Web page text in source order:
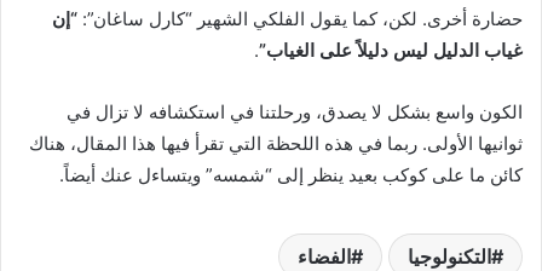
حضارة أخرى. لكن، كما يقول الفلكي الشهير “كارل ساغان”: “إن
غياب الدليل ليس دليلاً على الغياب”.
الكون واسع بشكل لا يصدق، ورحلتنا في استكشافه لا تزال في
ثوانيها الأولى. ربما في هذه اللحظة التي تقرأ فيها هذا المقال، هناك
كائن ما على كوكب بعيد ينظر إلى “شمسه” ويتساءل عنك أيضاً.
التكنولوجيا الفضاء